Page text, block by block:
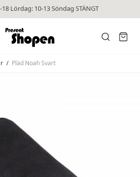
Lördag: 10-13 Söndag STÄNGT
/ Pläd Noah Svart